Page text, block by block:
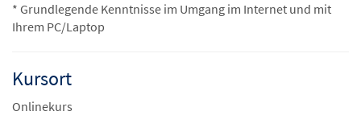
* Grundlegende Kenntnisse im Umgang im Internet und mit
Ihrem PC/Laptop
Kursort
Onlinekurs